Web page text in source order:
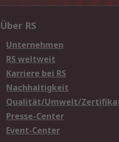
Über RS
Unternehmen
RS weltweit
Karriere bei RS
Nachhaltigkeit
Qualität/Umwelt/
Presse-Center
Event-Center